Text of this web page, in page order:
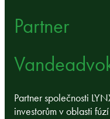
Partner
Partner společnosti
investorům v oblasti